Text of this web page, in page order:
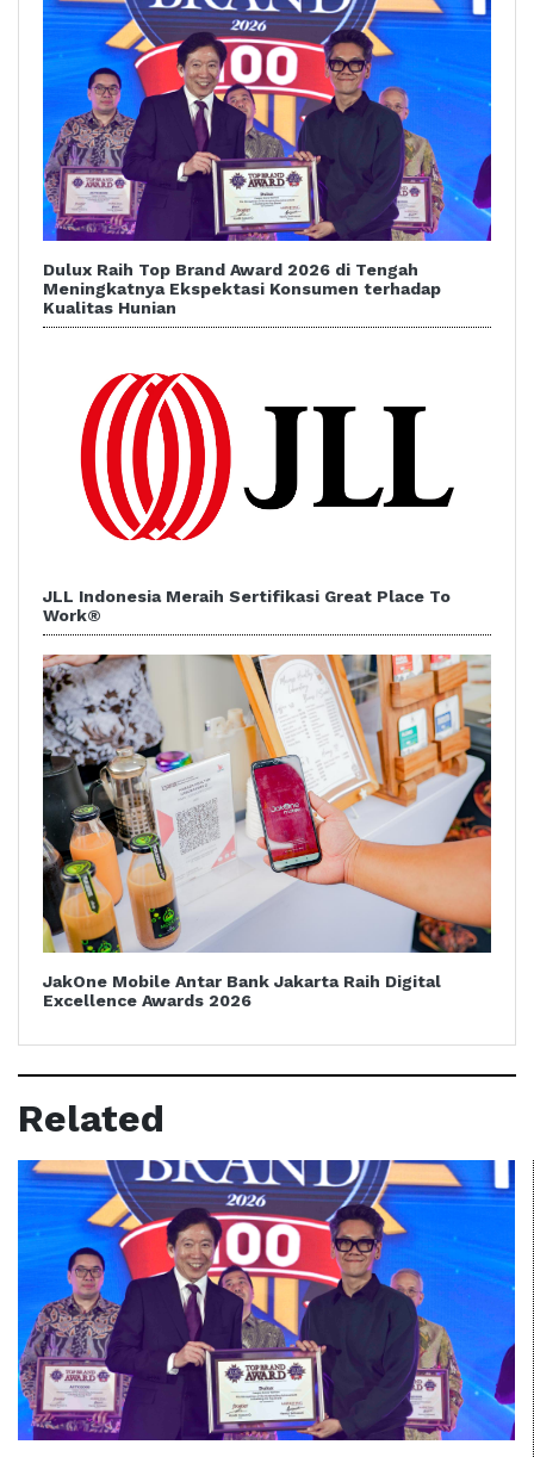
Dulux Raih Top Brand Award 2026 di Tengah
Meningkatnya Ekspektasi Konsumen terhadap
Kualitas Hunian
JLL Indonesia Meraih Sertifikasi Great Place To
Work®
JakOne Mobile Antar Bank Jakarta Raih Digital
Excellence Awards 2026
Related